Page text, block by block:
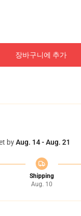
장바구니에 추가
byAug. 14 - Aug. 21
Shipping
Aug. 10